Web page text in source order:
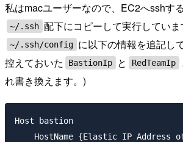
私はmacユーザーなので、EC2へsshす
~/.ssh 配下にコピーして実行してい
~/.ssh/config に以下の情報を追記し
控えておいた
BastionIp と RedTeamIp
れ書き換えます。)
Host bastion
HostName {Elastic IP Address